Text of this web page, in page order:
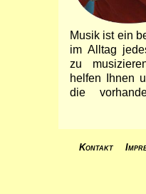
Musik ist ein
im All­tag
zu
helfen Ihnen
die
Kontakt